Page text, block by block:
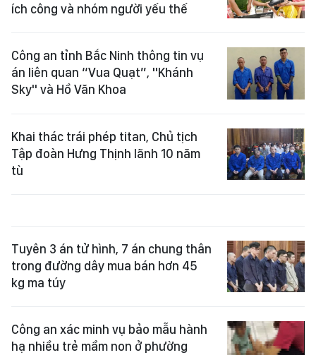
ích công và nhóm người yếu thế
Công an tỉnh Bắc Ninh thông tin vụ
án liên quan “Vua Quạt”, "Khánh
Sky" và Hồ Văn Khoa
Khai thác trái phép titan, Chủ tịch
Tập đoàn Hưng Thịnh lãnh 10 năm
tù
Tuyên 3 án tử hình, 7 án chung thân
trong đường dây mua bán hơn 45
kg ma túy
Công an xác minh vụ bảo mẫu hành
hạ nhiều trẻ mầm non ở phường